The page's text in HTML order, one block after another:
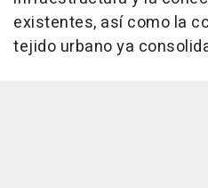
existentes, así como la
tejido urbano ya